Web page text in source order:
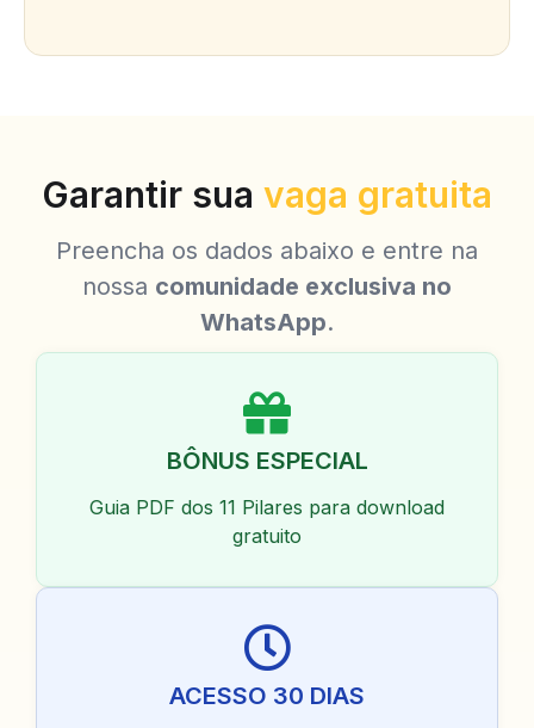
Garantir sua vaga gratuita
Preencha os dados abaixo e entre na
nossa comunidade exclusiva no
WhatsApp.
BÔNUS ESPECIAL
Guia PDF dos 11 Pilares para download
gratuito
ACESSO 30 DIAS